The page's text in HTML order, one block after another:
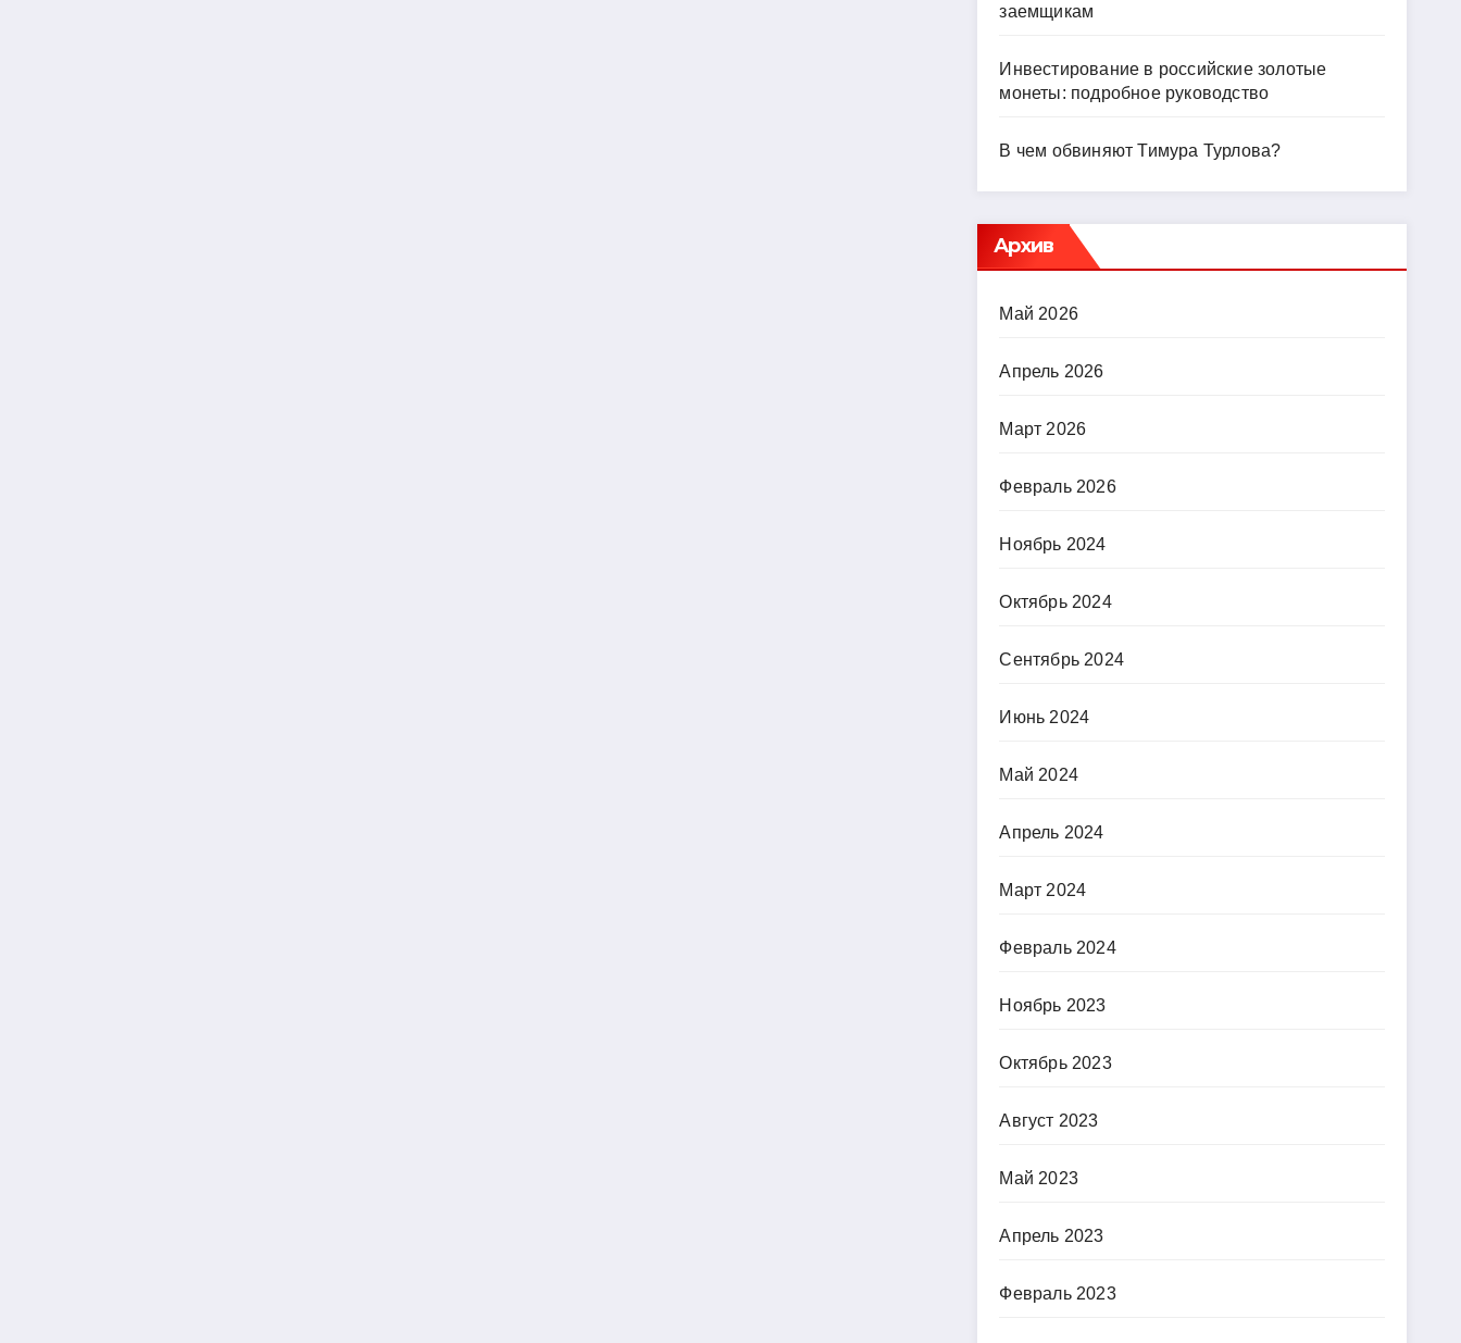
заемщикам
Инвестирование в российские золотые
монеты: подробное руководство
В чем обвиняют Тимура Турлова?
Архив
Май 2026
Апрель 2026
Март 2026
Февраль 2026
Ноябрь 2024
Октябрь 2024
Сентябрь 2024
Июнь 2024
Май 2024
Апрель 2024
Март 2024
Февраль 2024
Ноябрь 2023
Октябрь 2023
Август 2023
Май 2023
Апрель 2023
Февраль 2023